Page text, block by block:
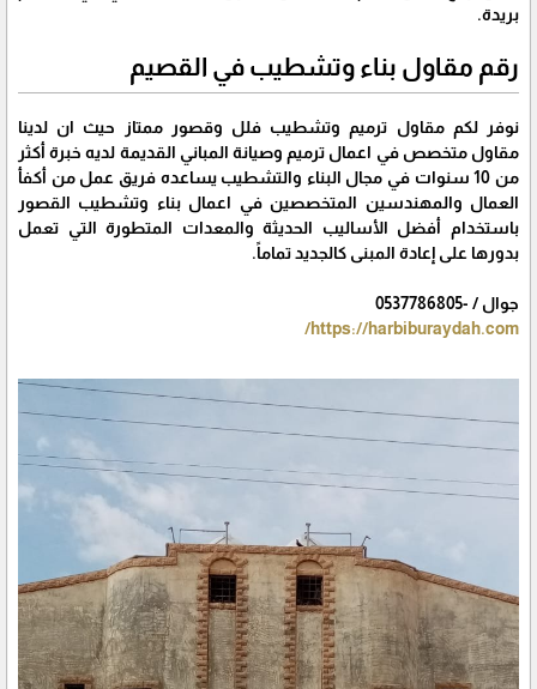
بريدة.
رقم مقاول بناء وتشطيب في القصيم
نوفر لكم مقاول ترميم وتشطيب فلل وقصور ممتاز حيث ان لدينا
مقاول متخصص في اعمال ترميم وصيانة المباني القديمة لديه خبرة أكثر
من 10 سنوات في مجال البناء والتشطيب يساعده فريق عمل من أكفأ
العمال والمهندسين المتخصصين في اعمال بناء وتشطيب القصور
باستخدام أفضل الأساليب الحديثة والمعدات المتطورة التي تعمل
بدورها على إعادة المبنى كالجديد تماماً.
جوال / -0537786805
https://harbiburaydah.com/